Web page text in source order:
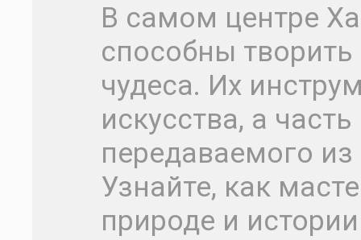
В самом центре
способны
чудеса. Их
искусства, а
передаваемого
Узнайте, как
природе и